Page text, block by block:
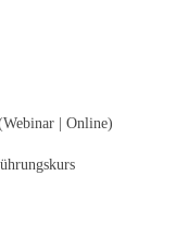
| Online)